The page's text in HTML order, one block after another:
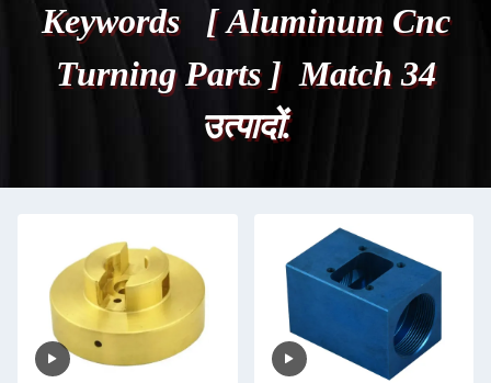
Keywords [ Aluminum Cnc
Turning Parts ] Match 34
उत्पादों.